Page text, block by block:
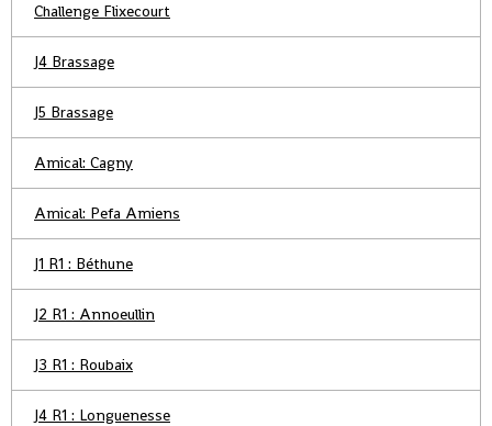
Challenge Flixecourt
J4 Brassage
J5 Brassage
Amical: Cagny
Amical: Pefa Amiens
J1 R1 : Béthune
J2 R1 : Annoeullin
J3 R1 : Roubaix
J4 R1 : Longuenesse